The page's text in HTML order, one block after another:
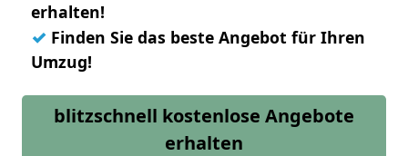
erhalten!
✓ Finden Sie das beste Angebot für Ihren
Umzug!
blitzschnell kostenlose Angebote
erhalten